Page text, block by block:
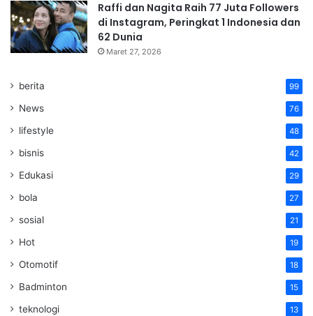
Raffi dan Nagita Raih 77 Juta Followers
di Instagram, Peringkat 1 Indonesia dan
62 Dunia
Maret 27, 2026
berita 99
News 76
lifestyle 48
bisnis 42
Edukasi 29
bola 27
sosial 21
Hot 19
Otomotif 18
Badminton 15
teknologi 13